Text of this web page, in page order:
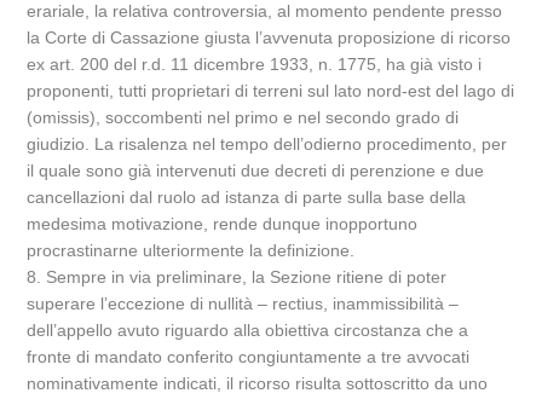
erariale, la relativa controversia, al momento pendente presso
la Corte di Cassazione giusta l’avvenuta proposizione di ricorso
ex art. 200 del r.d. 11 dicembre 1933, n. 1775, ha già visto i
proponenti, tutti proprietari di terreni sul lato nord-est del lago di
(omissis), soccombenti nel primo e nel secondo grado di
giudizio. La risalenza nel tempo dell’odierno procedimento, per
il quale sono già intervenuti due decreti di perenzione e due
cancellazioni dal ruolo ad istanza di parte sulla base della
medesima motivazione, rende dunque inopportuno
procrastinarne ulteriormente la definizione.
8. Sempre in via preliminare, la Sezione ritiene di poter
superare l’eccezione di nullità – rectius, inammissibilità –
dell’appello avuto riguardo alla obiettiva circostanza che a
fronte di mandato conferito congiuntamente a tre avvocati
nominativamente indicati, il ricorso risulta sottoscritto da uno